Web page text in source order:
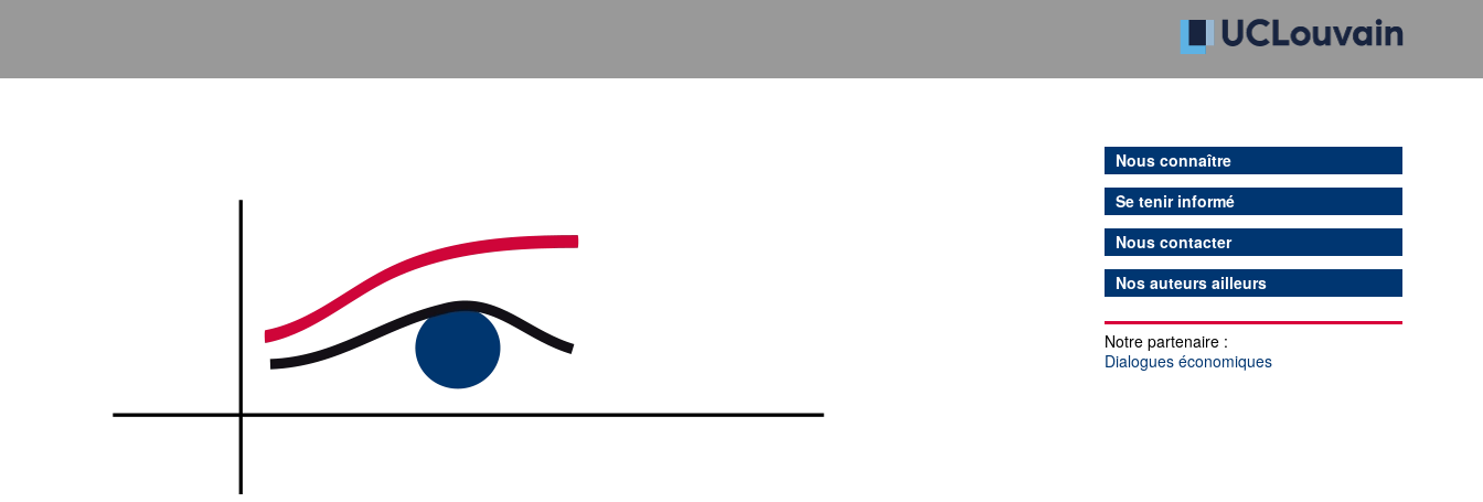
Nous connaître
Se tenir informé
Nous contacter
Nos auteurs ailleurs
Notre partenaire :
Dialogues économiques